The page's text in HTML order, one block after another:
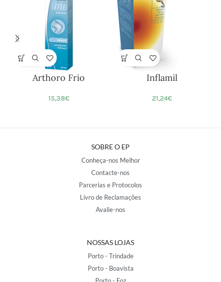
Arthoro Frio
15,38€
Inflamil
21,24€
SOBRE O EP
Conheça-nos Melhor
Contacte-nos
Parcerias e Protocolos
Livro de Reclamações
Avalie-nos
NOSSAS LOJAS
Porto - Trindade
Porto - Boavista